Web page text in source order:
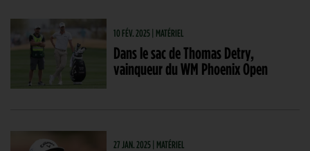
10 FÉV. 2025 | MATÉRIEL
Dans le sac de Thomas Detry,
vainqueur du WM Phoenix Open
27 JAN. 2025 | MATÉRIEL